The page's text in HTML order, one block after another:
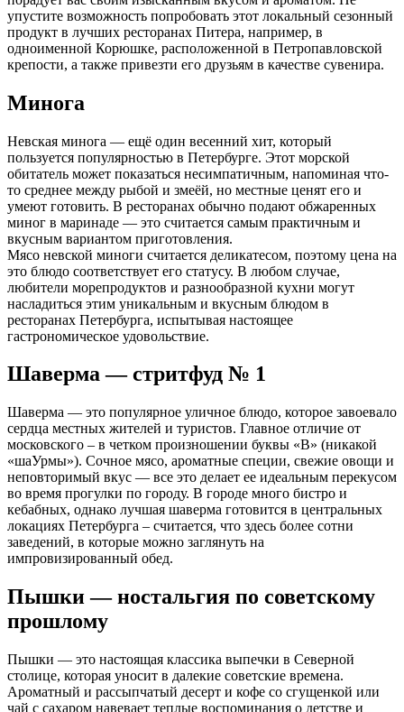
упустите возможность попробовать этот локальный сезонный
продукт в лучших ресторанах Питера, например, в
одноименной Корюшке, расположенной в Петропавловской
крепости, а также привезти его друзьям в качестве сувенира.
Минога
Невская минога — ещё один весенний хит, который
пользуется популярностью в Петербурге. Этот морской
обитатель может показаться несимпатичным, напоминая что-
то среднее между рыбой и змеёй, но местные ценят его и
умеют готовить. В ресторанах обычно подают обжаренных
миног в маринаде — это считается самым практичным и
вкусным вариантом приготовления.
Мясо невской миноги считается деликатесом, поэтому цена на
это блюдо соответствует его статусу. В любом случае,
любители морепродуктов и разнообразной кухни могут
насладиться этим уникальным и вкусным блюдом в
ресторанах Петербурга, испытывая настоящее
гастрономическое удовольствие.
Шаверма — стритфуд № 1
Шаверма — это популярное уличное блюдо, которое завоевало
сердца местных жителей и туристов. Главное отличие от
московского – в четком произношении буквы «В» (никакой
«шаУрмы»). Сочное мясо, ароматные специи, свежие овощи и
неповторимый вкус — все это делает ее идеальным перекусом
во время прогулки по городу. В городе много бистро и
кебабных, однако лучшая шаверма готовится в центральных
локациях Петербурга – считается, что здесь более сотни
заведений, в которые можно заглянуть на
импровизированный обед.
Пышки — ностальгия по советскому
прошлому
Пышки — это настоящая классика выпечки в Северной
столице, которая уносит в далекие советские времена.
Ароматный и рассыпчатый десерт и кофе со сгущенкой или
чай с сахаром навевает теплые воспоминания о детстве и